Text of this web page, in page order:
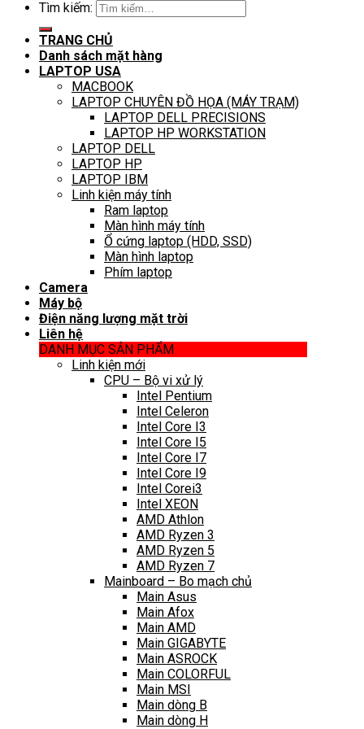
Tìm kiếm:
TRANG CHỦ
Danh sách mặt hàng
LAPTOP USA
MACBOOK
LAPTOP CHUYÊN ĐỒ HỌA (MÁY TRẠM)
LAPTOP DELL PRECISIONS
LAPTOP HP WORKSTATION
LAPTOP DELL
LAPTOP HP
LAPTOP IBM
Linh kiện máy tính
Ram laptop
Màn hình máy tính
Ổ cứng laptop (HDD, SSD)
Màn hình laptop
Phím laptop
Camera
Máy bộ
Điện năng lượng mặt trời
Liên hệ
DANH MỤC SẢN PHẨM
Linh kiện mới
CPU – Bộ vi xử lý
Intel Pentium
Intel Celeron
Intel Core I3
Intel Core I5
Intel Core I7
Intel Core I9
Intel Corei3
Intel XEON
AMD Athlon
AMD Ryzen 3
AMD Ryzen 5
AMD Ryzen 7
Mainboard – Bo mạch chủ
Main Asus
Main Afox
Main AMD
Main GIGABYTE
Main ASROCK
Main COLORFUL
Main MSI
Main dòng B
Main dòng H